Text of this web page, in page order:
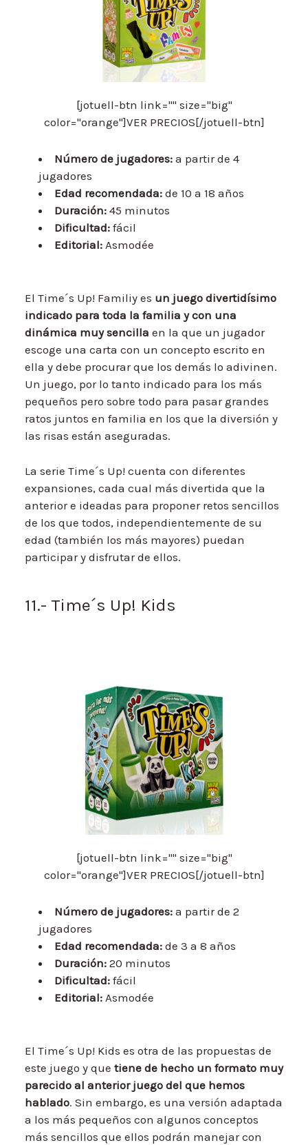
[jotuell-btn link="" size="big"
color="orange"]VER PRECIOS[/jotuell-btn]
Número de jugadores: a partir de 4
jugadores
Edad recomendada: de 10 a 18 años
Duración: 45 minutos
Dificultad: fácil
Editorial: Asmodée
El Time´s Up! Familiy es un juego divertidísimo
indicado para toda la familia y con una
dinámica muy sencilla en la que un jugador
escoge una carta con un concepto escrito en
ella y debe procurar que los demás lo adivinen.
Un juego, por lo tanto indicado para los más
pequeños pero sobre todo para pasar grandes
ratos juntos en familia en los que la diversión y
las risas están aseguradas.
La serie Time´s Up! cuenta con diferentes
expansiones, cada cual más divertida que la
anterior e ideadas para proponer retos sencillos
de los que todos, independientemente de su
edad (también los más mayores) puedan
participar y disfrutar de ellos.
11.- Time´s Up! Kids
[jotuell-btn link="" size="big"
color="orange"]VER PRECIOS[/jotuell-btn]
Número de jugadores: a partir de 2
jugadores
Edad recomendada: de 3 a 8 años
Duración: 20 minutos
Dificultad: fácil
Editorial: Asmodée
El Time´s Up! Kids es otra de las propuestas de
este juego y que tiene de hecho un formato muy
parecido al anterior juego del que hemos
hablado. Sin embargo, es una versión adaptada
a los más pequeños con algunos conceptos
más sencillos que ellos podrán manejar con